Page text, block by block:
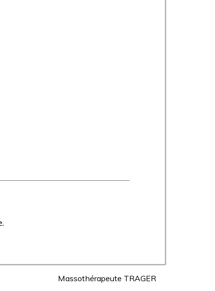
Massothérapeute TRAGER